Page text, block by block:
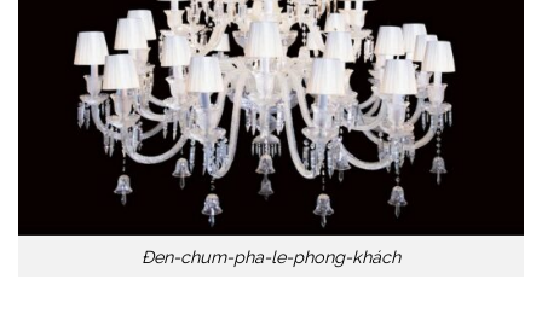
Đen-chum-pha-le-phong-khách